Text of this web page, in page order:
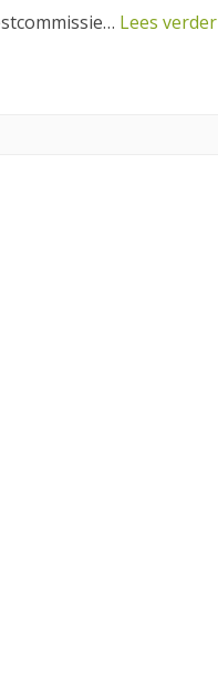
Lees verder